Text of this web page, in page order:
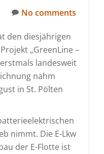
No comments
den diesjährigen
„GreenLine –
landesweit
nahm
in St. Pölten
nimmt. Die E-Lkw
der E-Flotte ist